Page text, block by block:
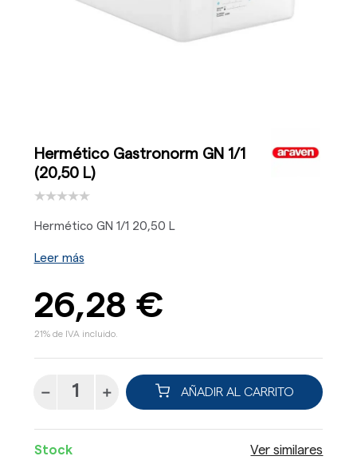
Hermético Gastronorm GN 1/1
(20,50 L)
Hermético GN 1/1 20,50 L
Leer más
26,28 €
21% de IVA incluido.
AÑADIR AL CARRITO
Stock Ver similares